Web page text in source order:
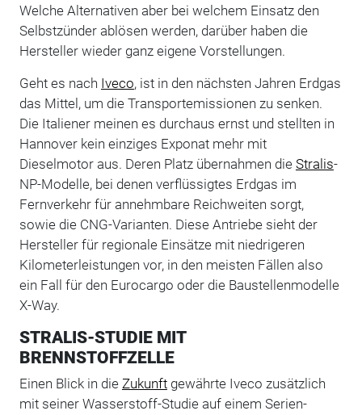
Welche Alternativen aber bei welchem Einsatz den
Selbstzünder ablösen werden, darüber haben die
Hersteller wieder ganz eigene Vorstellungen.
Geht es nach Iveco, ist in den nächsten Jahren Erdgas
das Mittel, um die Transportemissionen zu senken.
Die Italiener meinen es durchaus ernst und stellten in
Hannover kein einziges Exponat mehr mit
Dieselmotor aus. Deren Platz übernahmen die Stralis-
NP-Modelle, bei denen verflüssigtes Erdgas im
Fernverkehr für annehmbare Reichweiten sorgt,
sowie die CNG-Varianten. Diese Antriebe sieht der
Hersteller für regionale Einsätze mit niedrigeren
Kilometerleistungen vor, in den meisten Fällen also
ein Fall für den Eurocargo oder die Baustellenmodelle
X-Way.
STRALIS-STUDIE MIT
BRENNSTOFFZELLE
Einen Blick in die Zukunftgewährte Iveco zusätzlich
mit seiner Wasserstoff-Studie auf einem Serien-